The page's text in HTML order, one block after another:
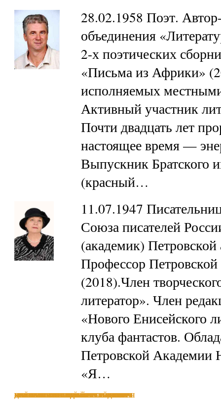
28.02.1958 Поэт.
объединения
2-х поэтических
«Письма из Африки»
исполняемых
Активный участник
Почти двадцать лет
настоящее время —
Выпускник Братского
(красный…
11.07.1947
Союза писателей
(академик)
Профессор Петровской
(2018).Член
литератор». Член
«Нового Енисейского
клуба фантастов.
Петровской Академии
«Я…
ПШЕННИКОВ СТЕПАН СЕМЕНОВИЧ
МАСЛЕНИКОВ ИВАН МИХАЙЛОВИЧ
БРЮХАНОВ ГЕРМАН ВАСИЛЬЕВИЧ
ЛАЗАРЕВ ЛЕОНИД АЛЕКСАНДРОВИЧ
КРУТИХИН АРКАДИЙ СТЕПАНОВИЧ
ДУБРОВИН НИКОЛАЙ ВАСИЛЬЕВИЧ
НАЙМУШИН ИВАН ИВАНОВИЧ
САЛЬНИКОВ БОРИС СЕРГЕЕВИЧ
БАЛКАРОВ СЕРГЕЙ ВИТАЛЬЕВИЧ